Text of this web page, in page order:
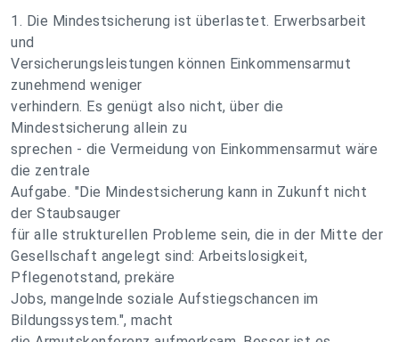
1. Die Mindestsicherung ist überlastet. Erwerbsarbeit
und
Versicherungsleistungen können Einkommensarmut
zunehmend weniger
verhindern. Es genügt also nicht, über die
Mindestsicherung allein zu
sprechen - die Vermeidung von Einkommensarmut wäre
die zentrale
Aufgabe. "Die Mindestsicherung kann in Zukunft nicht
der Staubsauger
für alle strukturellen Probleme sein, die in der Mitte der
Gesellschaft angelegt sind: Arbeitslosigkeit,
Pflegenotstand, prekäre
Jobs, mangelnde soziale Aufstiegschancen im
Bildungssystem.", macht